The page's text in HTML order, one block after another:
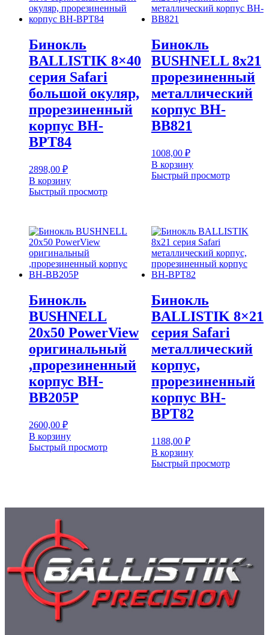
Бинокль
BALLISTIK 8×40
серия Safari
большой окуляр,
прорезиненный
корпус BH-
BPT84
2898,00 ₽
В корзину
Быстрый просмотр
Бинокль
BUSHNELL 8х21
прорезиненный
металлический
корпус BH-
BB821
1008,00 ₽
В корзину
Быстрый просмотр
Бинокль
BUSHNELL
20х50 PowerView
оригинальный
,прорезиненный
корпус BH-
BB205P
2600,00 ₽
В корзину
Быстрый просмотр
Бинокль
BALLISTIK 8×21
серия Safari
металлический
корпус,
прорезиненный
корпус BH-
BPT82
1188,00 ₽
В корзину
Быстрый просмотр